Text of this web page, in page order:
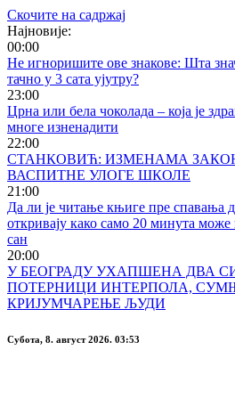
Скочите на садржај
Најновије:
00:00
Не игноришите ове знакове: Шта
тачно у 3 сата ујутру?
23:00
Црна или бела чоколада – која је
многе изненадити
22:00
СТАНКОВИЋ: ИЗМЕНАМА
ВАСПИТНЕ УЛОГЕ ШКОЛЕ
21:00
Да ли је читање књиге пре спавања
откривају како само 20 минута
сан
20:00
У БЕОГРАДУ УХАПШЕНА ДВА
ПОТЕРНИЦИ ИНТЕРПОЛА,
КРИЈУМЧАРЕЊЕ ЉУДИ
Субота, 8. август 2026. 03:53